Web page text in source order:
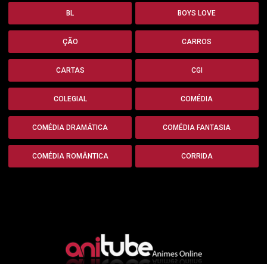
BL BOYS LOVE
ÇÃO CARROS
CARTAS CGI
COLEGIAL COMÉDIA
COMÉDIA DRAMÁTICA COMÉDIA FANTASIA
COMÉDIA ROMÂNTICA CORRIDA